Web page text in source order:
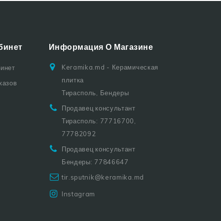
Информация О Магазине
Keramika.md - Керамическая
плитка
Тирасполь, Бендеры
Продавец консультант
Тирасполь: 77716700,
77782092
Продавец консультант
Бендеры: 77846647
tir.sputnik@keramika.md
Instagram